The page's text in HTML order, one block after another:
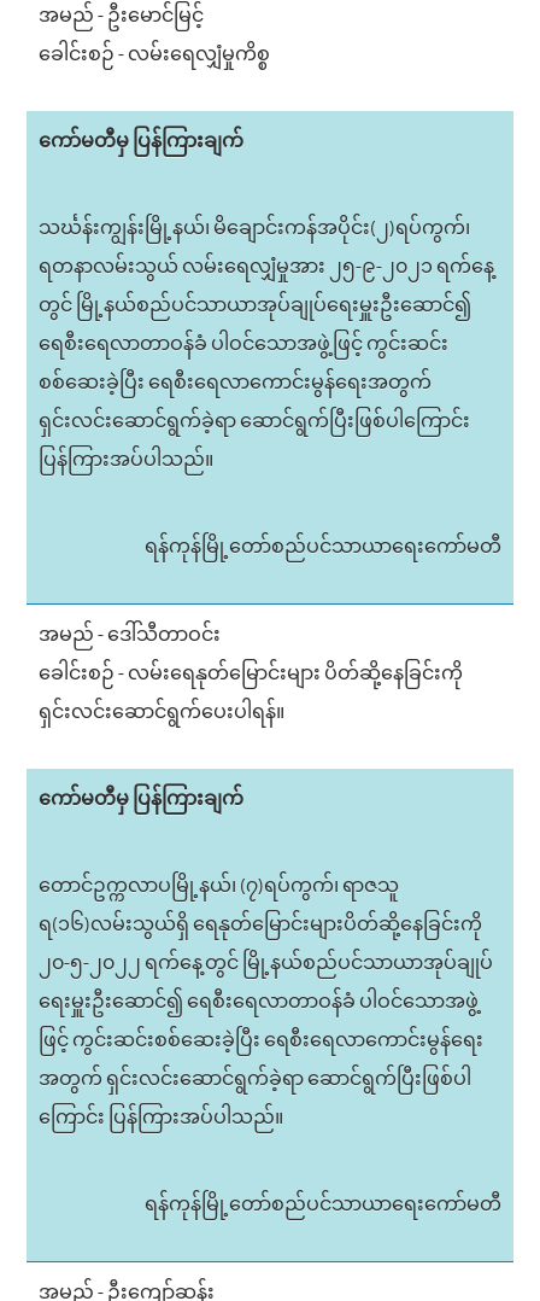
အမည် - ဦးမောင်မြင့်
ခေါင်းစဉ် - လမ်းရေလျှံမှုကိစ္စ
ကော်မတီမှ ပြန်ကြားချက်
သင်္ဃန်းကျွန်းမြို့နယ်၊ မိချောင်းကန်အပိုင်း(၂)ရပ်ကွက်၊
ရတနာလမ်းသွယ် လမ်းရေလျှံမှုအား ၂၅-၉-၂၀၂၁ ရက်နေ့
တွင် မြို့နယ်စည်ပင်သာယာအုပ်ချုပ်ရေးမှူးဦးဆောင်၍
ရေစီးရေလာတာဝန်ခံ ပါဝင်သောအဖွဲ့ဖြင့် ကွင်းဆင်း
စစ်ဆေးခဲ့ပြီး ရေစီးရေလာကောင်းမွန်ရေးအတွက်
ရှင်းလင်းဆောင်ရွက်ခဲ့ရာ ဆောင်ရွက်ပြီးဖြစ်ပါကြောင်း
ပြန်ကြားအပ်ပါသည်။
ရန်ကုန်မြို့တော်စည်ပင်သာယာရေးကော်မတီ
အမည် - ဒေါ်သီတာဝင်း
ခေါင်းစဉ် - လမ်းရေနုတ်မြောင်းများ ပိတ်ဆို့နေခြင်းကို
ရှင်းလင်းဆောင်ရွက်ပေးပါရန်။
ကော်မတီမှ ပြန်ကြားချက်
တောင်ဥက္ကလာပမြို့နယ်၊ (၇)ရပ်ကွက်၊ ရာဇသူ
ရ(၁၆)လမ်းသွယ်ရှိ ရေနုတ်မြောင်းများပိတ်ဆို့နေခြင်းကို
၂၀-၅-၂၀၂၂ ရက်နေ့တွင် မြို့နယ်စည်ပင်သာယာအုပ်ချုပ်
ရေးမှူးဦးဆောင်၍ ရေစီးရေလာတာဝန်ခံ ပါဝင်သောအဖွဲ့
ဖြင့် ကွင်းဆင်းစစ်ဆေးခဲ့ပြီး ရေစီးရေလာကောင်းမွန်ရေး
အတွက် ရှင်းလင်းဆောင်ရွက်ခဲ့ရာ ဆောင်ရွက်ပြီးဖြစ်ပါ
ကြောင်း ပြန်ကြားအပ်ပါသည်။
ရန်ကုန်မြို့တော်စည်ပင်သာယာရေးကော်မတီ
အမည် - ဦးကျော်ဆန်း